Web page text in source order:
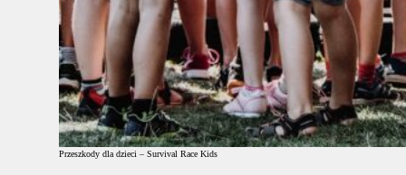
Przeszkody dla dzieci – Survival Race Kids